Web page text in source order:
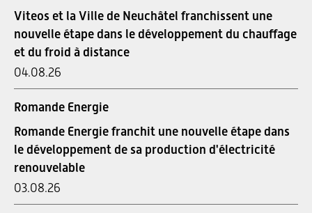
Viteos et la Ville de Neuchâtel franchissent une
nouvelle étape dans le développement du chauffage
et du froid à distance
04.08.26
Romande Energie
Romande Energie franchit une nouvelle étape dans
le développement de sa production d'électricité
renouvelable
03.08.26